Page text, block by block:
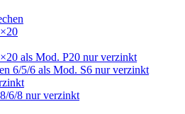
als Mod. P20 nur verzinkt
6/5/6 als Mod. S6 nur verzinkt
6/8 nur verzinkt